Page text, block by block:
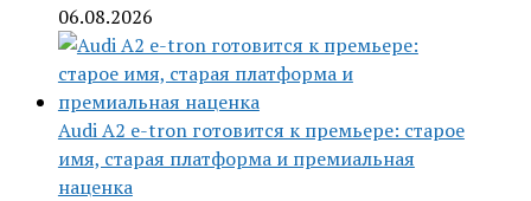
06.08.2026
Audi A2 e-tron готовится к премьере: старое
имя, старая платформа и премиальная
наценка